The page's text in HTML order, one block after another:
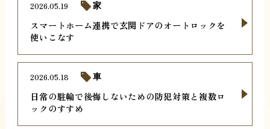
スマートホーム連携で玄関ドアのオートロックを
使いこなす
2026.05.19 家
日常の駐輪で後悔しないための防犯対策と複数ロ
ックのすすめ
2026.05.18 車